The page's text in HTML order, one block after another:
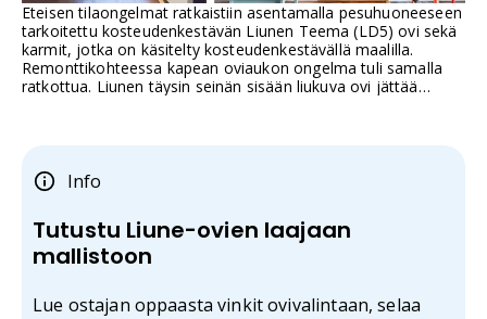
Eteisen tilaongelmat ratkaistiin asentamalla pesuhuoneeseen
tarkoitettu kosteudenkestävän Liunen Teema (LD5) ovi sekä
karmit, jotka on käsitelty kosteudenkestävällä maalilla.
Remonttikohteessa kapean oviaukon ongelma tuli samalla
ratkottua. Liunen täysin seinän sisään liukuva ovi jättää
Info
Tutustu Liune-ovien laajaan
mallistoon
Lue ostajan oppaasta vinkit ovivalintaan, selaa